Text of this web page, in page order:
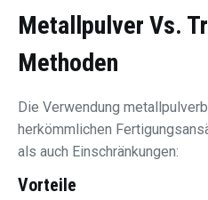
Metallpulver Vs.
Methoden
Die Verwendung
herkömmlichen
als auch Einschränkungen:
Vorteile